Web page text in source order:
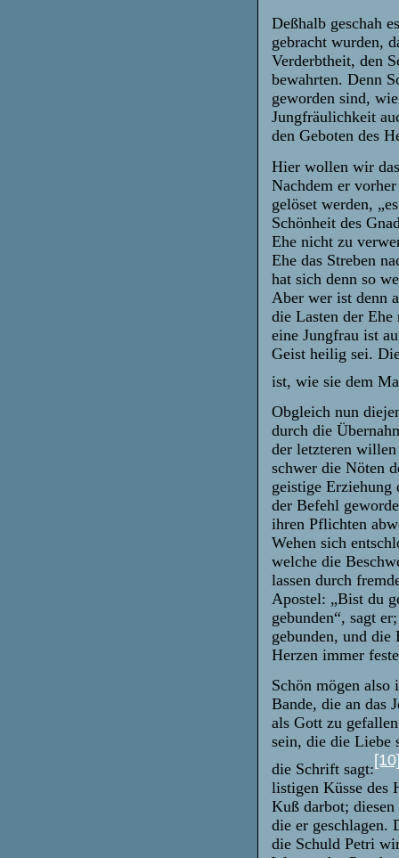
Deßhalb geschah
gebracht wurden,
Verderbtheit, den
bewahrten. Denn
geworden sind,
Jungfräulichkeit
den Geboten des
Hier wollen wir
Nachdem er
gelöset werden,
Schönheit des
Ehe nicht zu
Ehe das Streben
hat sich denn so
Aber wer ist denn
die Lasten der
eine Jungfrau ist
Geist heilig sei.
ist, wie sie dem
Obgleich nun
durch die
der letzteren
schwer die Nöten
geistige Erziehung
der Befehl
ihren Pflichten
Wehen sich
welche die
lassen durch
Apostel: „Bist du
gebunden“, sagt
gebunden, und die
Herzen immer
Schön mögen also
Bande, die an das
als Gott zu
sein, die die Liebe
die Schrift sagt:
listigen Küsse des
Kuß darbot;
die er geschlagen.
die Schuld Petri